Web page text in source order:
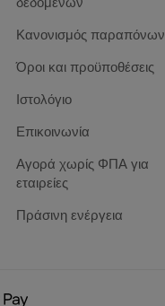
Κανονισμός παραπόνων
Όροι και προϋποθέσεις
Ιστολόγιο
Επικοινωνία
Αγορά χωρίς ΦΠΑ για
εταιρείες
Πράσινη ενέργεια